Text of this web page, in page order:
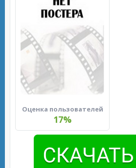
Оценка пользователей
17%